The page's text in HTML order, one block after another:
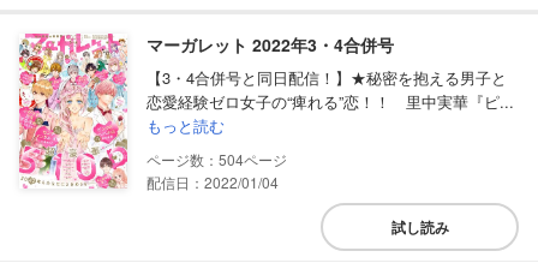
マーガレット 2022年3・4合併号
【3・4合併号と同日配信！】★秘密を抱える男子と
恋愛経験ゼロ女子の“痺れる”恋！！ 里中実華『ピ...
もっと読む
504
配信日：2022/01/04
試し読み